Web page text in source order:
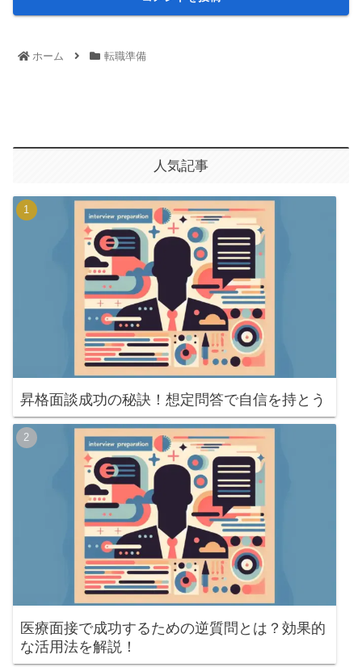
ホーム 転職準備
人気記事
昇格面談成功の秘訣！想定問答で自信を持とう
医療面接で成功するための逆質問とは？効果的
な活用法を解説！